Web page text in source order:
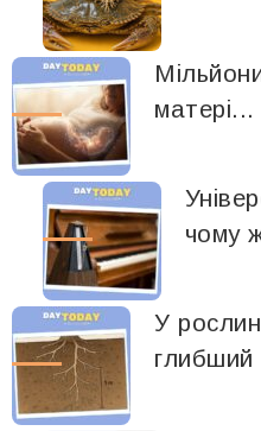
матері...
чому
У